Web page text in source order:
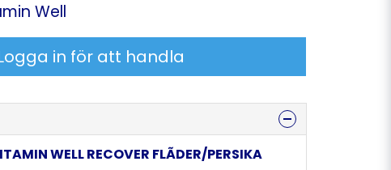
Well
in för att handla
WELL RECOVER FLÃDER/PERSIKA